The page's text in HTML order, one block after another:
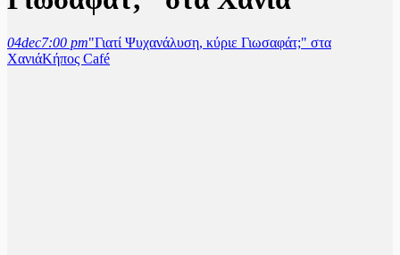
04dec7:00 pm"Γιατί Ψυχανάλυση, κύριε Γιωσαφάτ;" στα
ΧανιάΚήπος Café